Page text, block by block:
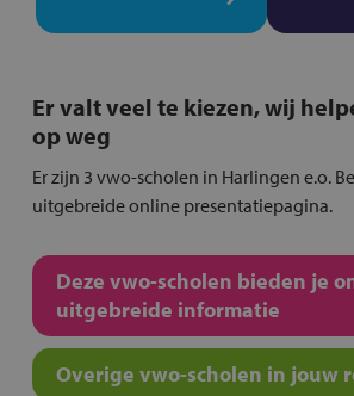
Er valt veel te kiezen, wij
op weg
Er zijn 3 vwo-scholen in Harlingen e.o.
uitgebreide online presentatiepagina.
Deze vwo-scholen bieden je
uitgebreide informatie
Overige vwo-scholen in jouw